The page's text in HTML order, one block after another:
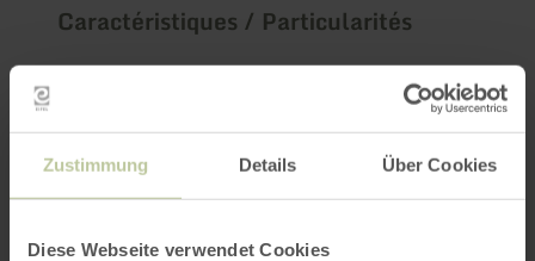
Zustimmung Details Über Cookies
Diese Webseite verwendet Cookies
Caractéristiques / Particularités
Impressions